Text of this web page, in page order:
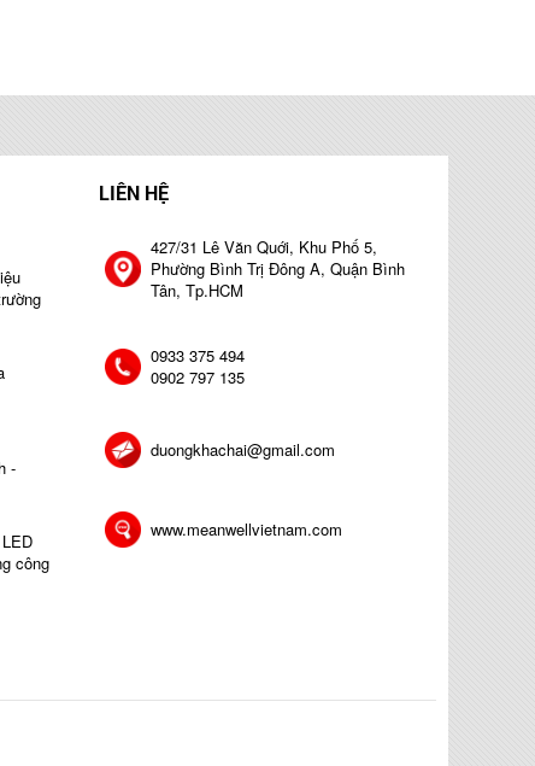
-
công
LIÊN HỆ
427/31 Lê Văn Quới, Khu Phố 5,
Phường Bình Trị Đông A, Quận Bình
Tân, Tp.HCM
0933 375 494
0902 797 135
duongkhachai@gmail.com
www.meanwellvietnam.com